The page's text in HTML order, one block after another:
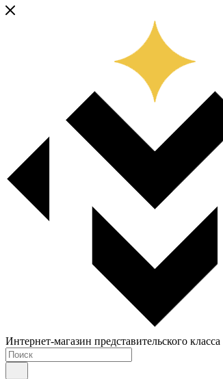
Интернет-магазин представительского класса